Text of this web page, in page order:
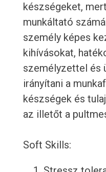
készségeket,
munkáltató
személy képes
kihívásokat,
személyzettel és
irányítani a
készségek és
az illetőt a
Soft Skills: